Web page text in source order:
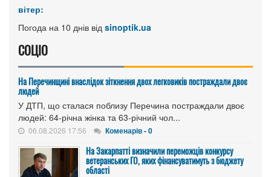
вітер:
Погода на 10 днів від sinoptik.ua
СОЦІО
На Перечинщині внаслідок зіткнення двох легковиків постраждали двоє
людей
У ДТП, що сталася поблизу Перечина постраждали двоє
людей: 64-річна жінка та 63-річний чол...
06.08.2026 17:56 Коменарів - 0
На Закарпатті визначили переможців конкурсу
ветеранських ГО, яких фінансуватимуть з бюджету
області